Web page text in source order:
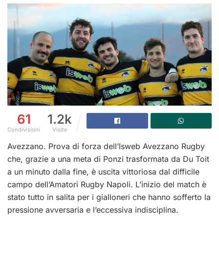
61
Condivisioni
1.2k
Visite
Avezzano. Prova di forza dell’Isweb Avezzano Rugby
che, grazie a una meta di Ponzi trasformata da Du Toit
a un minuto dalla fine, è uscita vittoriosa dal difficile
campo dell’Amatori Rugby Napoli. L’inizio del match è
stato tutto in salita per i gialloneri che hanno sofferto la
pressione avversaria e l’eccessiva indisciplina.